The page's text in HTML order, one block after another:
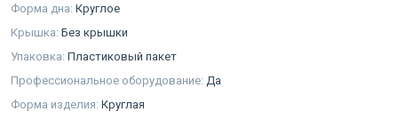
Форма дна: Круглое
Крышка: Без крышки
Упаковка: Пластиковый пакет
Профессиональное оборудование: Да
Форма изделия: Круглая